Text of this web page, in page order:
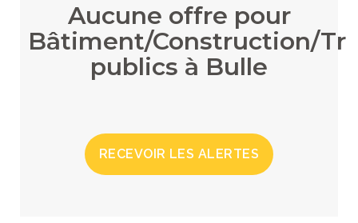
Aucune offre pour
Bâtiment/Construction/
publics à Bulle
RECEVOIR LES ALERTES